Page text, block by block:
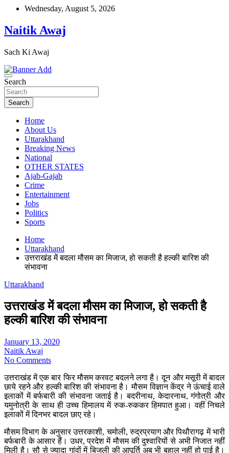
Skip
content
Wednesday, August 5, 2026
Naitik Awaj
Sach Ki Awaj
Search
Search
Home
About Us
Uttarakhand
Breaking News
National
OTHER STATES
Ajab-Gajab
Crime
Entertainment
Jobs
Politics
Sports
Home
Uttarakhand
उत्तराखंड में बदला मौसम का मिजाज, हो सकती है हल्की बारिश की
संभावना
Uttarakhand
उत्तराखंड में बदला मौसम का मिजाज, हो सकती है
हल्की बारिश की संभावना
January 13, 2020
Naitik Awaj
No Comments
उत्तराखंड में एक बार फिर मौसम करवट बदलने लगा है। दून और मसूरी में बादल
छाये रहने और हल्की बारिश की संभावना है। मौसम विज्ञान केंद्र ने ऊंचाई वाले
इलाकों में बर्फबारी की संभावना जताई है। बदरीनाथ, केदारनाथ, गंगोत्री और
यमुनोत्री के साथ ही उच्च हिमालय में रुक-रुककर हिमपात हुआ। वहीं निचले
इलाकों में दिनभर बादल छाए रहे।
मौसम विभाग के अनुसार उत्तरकाशी, चमोली, रुद्रप्रयाग और पिथौरागढ़ में भारी
बर्फबारी के आसार हैं। उधर, प्रदेश में मौसम की दुश्वारियों से अभी निजात नहीं
मिली है। सौ से ज्यादा गांवों में बिजली की आपूर्ति अब भी बहाल नहीं हो पाई है।